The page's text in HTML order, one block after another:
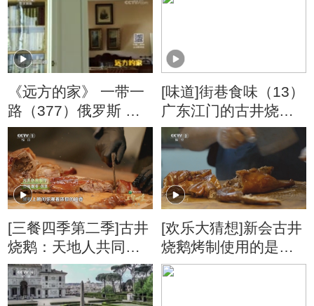
《远方的家》 一带一
路（377）俄罗斯 图
拉的战争与和平
20180606
[味道]街巷食味（13）
广东江门的古井烧鹅
凝聚了用心的传承
[三餐四季第二季]古井
烧鹅：天地人共同创
作的味觉诗篇
[欢乐大猜想]新会古井
烧鹅烤制使用的是什
么？